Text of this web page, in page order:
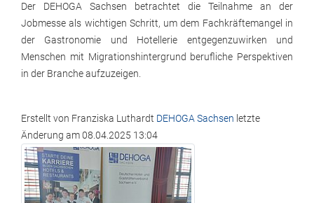
Der DEHOGA Sachsen betrachtet die Teilnahme an der
Jobmesse als wichtigen Schritt, um dem Fachkräftemangel in
der Gastronomie und Hotellerie entgegenzuwirken und
Menschen mit Migrationshintergrund berufliche Perspektiven
in der Branche aufzuzeigen.
Erstellt von Franziska Luthardt DEHOGA Sachsen letzte
Änderung am08.04.2025 13:04